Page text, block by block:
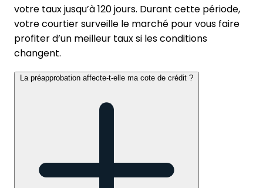
votre taux jusqu’à 120 jours. Durant cette période,
votre courtier surveille le marché pour vous faire
profiter d’un meilleur taux si les conditions
changent.
La préapprobation affecte-t-elle ma cote de crédit ?